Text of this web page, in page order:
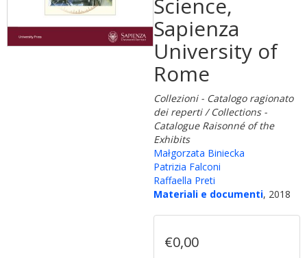
Science,
Sapienza
University of
Rome
Collezioni - Catalogo ragionato
dei reperti / Collections -
Catalogue Raisonné of the
Exhibits
Małgorzata Biniecka
Patrizia Falconi
Raffaella Preti
Materiali e documenti, 2018
€0,00